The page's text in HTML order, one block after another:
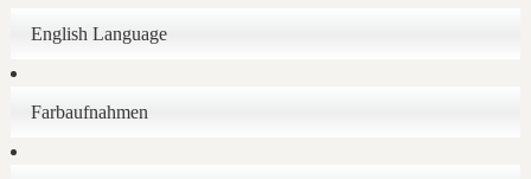
English Language
Farbaufnahmen